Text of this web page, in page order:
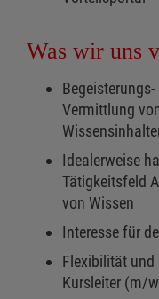
Was wir uns
Vermittlung
Idealerweise
Tätigkeitsfeld
von Wissen
Interesse für
Flexibilität und
Kursleiter (m/